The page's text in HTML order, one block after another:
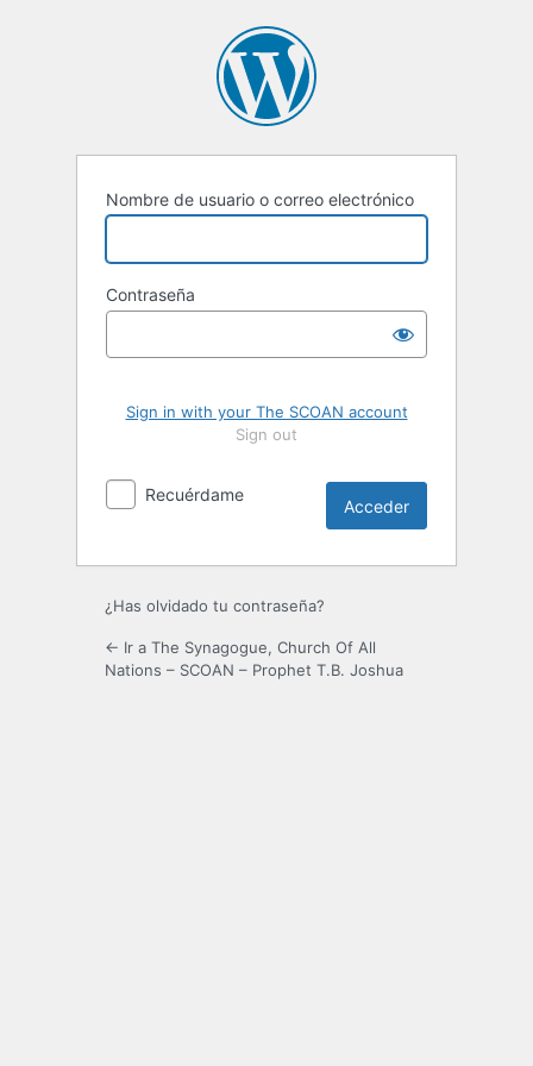
Nombre de usuario o correo electrónico
Contraseña
Sign in with your The SCOAN account
Sign out
Recuérdame
¿Has olvidado tu contraseña?
← Ir a The Synagogue, Church Of All
Nations – SCOAN – Prophet T.B. Joshua